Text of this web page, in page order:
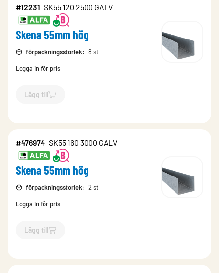
#12231 SK55 120 2500 GALV
Skena 55mm hög
förpackningsstorlek: 8 st
Logga in för pris
Lägg till
`$Lägg till
#476974 SK55 160 3000 GALV
Skena 55mm hög
förpackningsstorlek: 2 st
Logga in för pris
Lägg till
`$Lägg till